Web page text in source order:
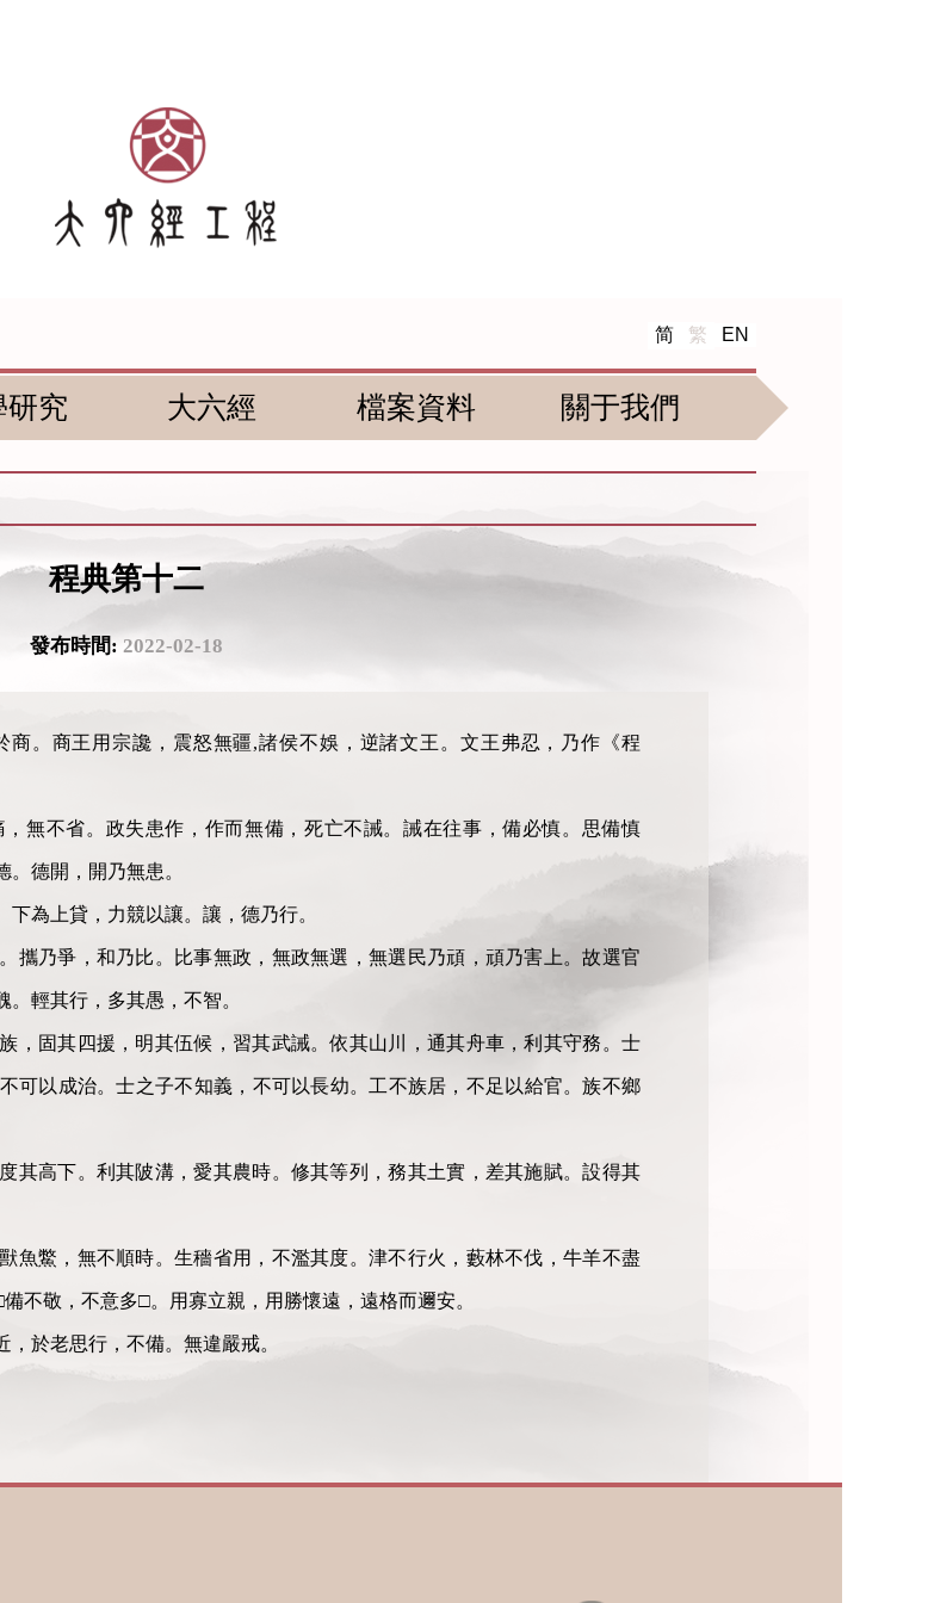
简 繁 EN
研究 大六經 檔案資料 關于我們
程典第十二
發布時間: 2022-02-18
。商王用宗讒，震怒無疆,諸侯不娛，逆諸文王。文王弗忍，乃作《程
無不省。政失患作，作而無備，死亡不誡。誡在往事，備必慎。思備慎
德開，開乃無患。
為上貸，力競以讓。讓，德乃行。
攜乃爭，和乃比。比事無政，無政無選，無選民乃頑，頑乃害上。故選官
輕其行，多其愚，不智。
，固其四援，明其伍候，習其武誡。依其山川，通其舟車，利其守務。士
可以成治。士之子不知義，不可以長幼。工不族居，不足以給官。族不鄉
其高下。利其陂溝，愛其農時。修其等列，務其土實，差其施賦。設得其
魚鱉，無不順時。生穡省用，不濫其度。津不行火，藪林不伐，牛羊不盡
不敬，不意多□。用寡立親，用勝懷遠，遠格而邇安。
於老思行，不備。無違嚴戒。